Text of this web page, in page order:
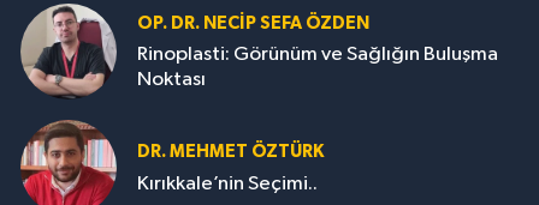
OP. DR. NECIP SEFA ÖZDEN
Rinoplasti: Görünüm ve Sağlığın Buluşma
Noktası
DR. MEHMET ÖZTÜRK
Kırıkkale’nin Seçimi..